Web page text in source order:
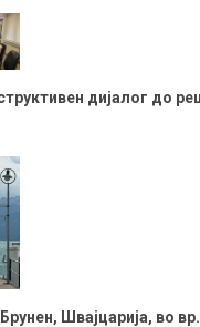
дијалог до
Швајцарија, во